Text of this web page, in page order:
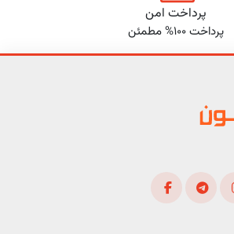
پرداخت امن
پرداخت 100% مطمئن